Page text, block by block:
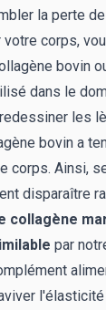
la perte
votre corps,
bovin
dans le
les
bovin a
corps. Ainsi,
disparaître
collagène
par